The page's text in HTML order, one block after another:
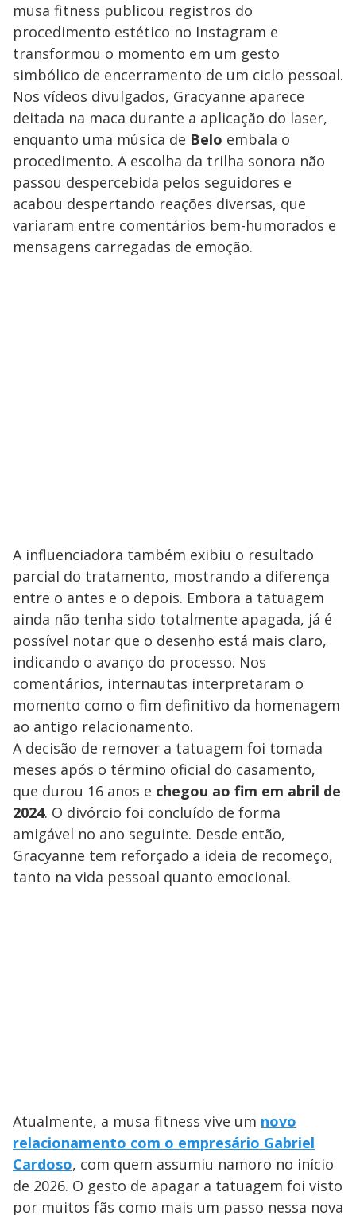
musa fitness publicou registros do
procedimento estético no Instagram e
transformou o momento em um gesto
simbólico de encerramento de um ciclo pessoal.
Nos vídeos divulgados, Gracyanne aparece
deitada na maca durante a aplicação do laser,
enquanto uma música de Belo embala o
procedimento. A escolha da trilha sonora não
passou despercebida pelos seguidores e
acabou despertando reações diversas, que
variaram entre comentários bem-humorados e
mensagens carregadas de emoção.
A influenciadora também exibiu o resultado
parcial do tratamento, mostrando a diferença
entre o antes e o depois. Embora a tatuagem
ainda não tenha sido totalmente apagada, já é
possível notar que o desenho está mais claro,
indicando o avanço do processo. Nos
comentários, internautas interpretaram o
momento como o fim definitivo da homenagem
ao antigo relacionamento.
A decisão de remover a tatuagem foi tomada
meses após o término oficial do casamento,
que durou 16 anos e chegou ao fim em abril de
2024. O divórcio foi concluído de forma
amigável no ano seguinte. Desde então,
Gracyanne tem reforçado a ideia de recomeço,
tanto na vida pessoal quanto emocional.
Atualmente, a musa fitness vive um novo
relacionamento com o empresário Gabriel
Cardoso, com quem assumiu namoro no início
de 2026. O gesto de apagar a tatuagem foi visto
por muitos fãs como mais um passo nessa nova